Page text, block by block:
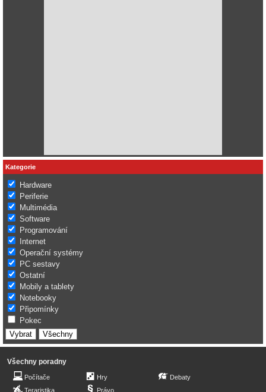
Kategorie
Hardware
Periferie
Multimédia
Software
Programování
Internet
Operační systémy
PC sestavy
Ostatní
Mobily a tablety
Notebooky
Připomínky
Pokec
Všechny poradny
Počítače
Teraristika
Hry
Právo
Debaty